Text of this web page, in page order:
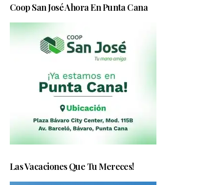
Coop San José Ahora En Punta Cana
Las Vacaciones Que Tu Mereces!